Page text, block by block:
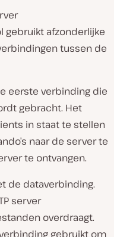
afzonderlijke
tussen de
eerste verbinding die
gebracht. Het
in staat te stellen
naar de server te
te ontvangen.
de dataverbinding.
server
overdraagt.
gebruikt om